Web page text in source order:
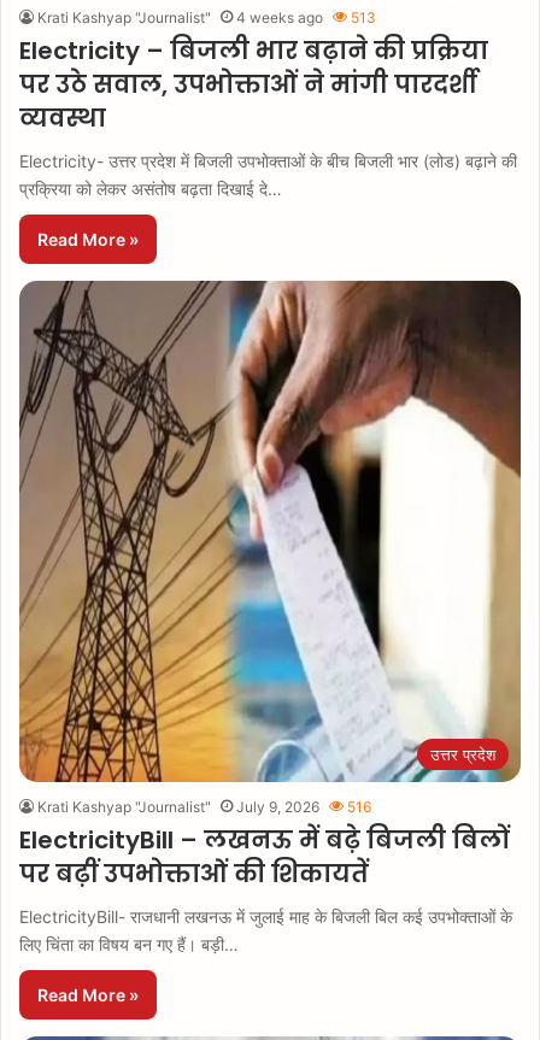
Krati Kashyap "Journalist" 4 weeks ago 513
Electricity – बिजली भार बढ़ाने की प्रक्रिया
पर उठे सवाल, उपभोक्ताओं ने मांगी पारदर्शी
व्यवस्था
Electricity- उत्तर प्रदेश में बिजली उपभोक्ताओं के बीच बिजली भार (लोड) बढ़ाने की
प्रक्रिया को लेकर असंतोष बढ़ता दिखाई दे…
Read More »
उत्तर प्रदेश
Krati Kashyap "Journalist" July 9, 2026 516
ElectricityBill – लखनऊ में बढ़े बिजली बिलों
पर बढ़ीं उपभोक्ताओं की शिकायतें
ElectricityBill- राजधानी लखनऊ में जुलाई माह के बिजली बिल कई उपभोक्ताओं के
लिए चिंता का विषय बन गए हैं। बड़ी…
Read More »